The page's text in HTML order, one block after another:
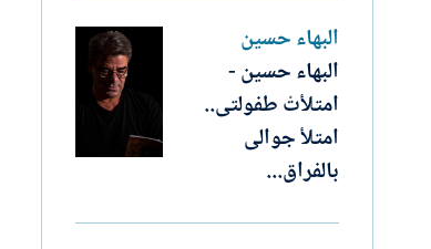
البهاء حسين
البهاء حسين -
امتلأتْ طفولتى..
امتلأ جوالى
بالفراق...